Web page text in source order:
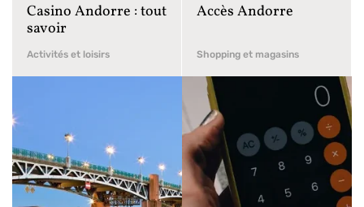
Casino Andorre : tout
savoir
Activités et loisirs
Accès Andorre
Shopping et magasins